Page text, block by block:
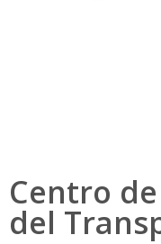
Centro
del